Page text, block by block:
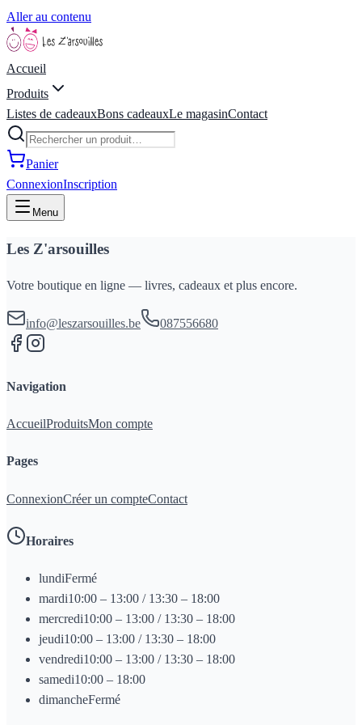
Aller au contenu
Accueil
Produits
Listes de cadeauxBons cadeauxLe magasinContact
Panier
ConnexionInscription
Menu
Les Z'arsouilles
Votre boutique en ligne — livres, cadeaux et plus encore.
info@leszarsouilles.be 087556680
Navigation
AccueilProduitsMon compte
Pages
ConnexionCréer un compteContact
Horaires
lundiFermé
mardi10:00 – 13:00 / 13:30 – 18:00
mercredi10:00 – 13:00 / 13:30 – 18:00
jeudi10:00 – 13:00 / 13:30 – 18:00
vendredi10:00 – 13:00 / 13:30 – 18:00
samedi10:00 – 18:00
dimancheFermé